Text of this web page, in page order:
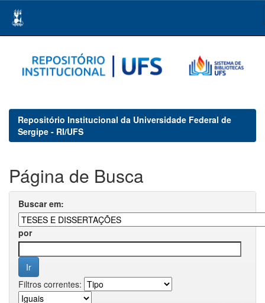
navigation
Repositório Institucional da Universidade Federal de
Sergipe - RI/UFS
Página de Busca
Buscar em:
por
Filtros correntes: